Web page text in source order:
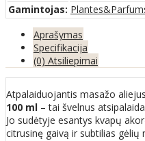
Gamintojas:
Aprašymas
Specifikacija
(0) Atsiliepimai
Atpalaiduojantis masažo aliejus
100 ml – tai švelnus
Jo sudėtyje esantys kvapų
citrusinę gaivą ir subtilias gėlių